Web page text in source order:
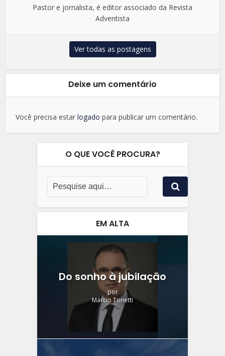
Pastor e jornalista, é editor associado da Revista
Adventista
Ver todas as postagens
Deixe um comentário
Você precisa estarlogado para publicar um comentário.
O QUE VOCÊ PROCURA?
EM ALTA
Do sonho à jubilação
por
Márcio Tonetti